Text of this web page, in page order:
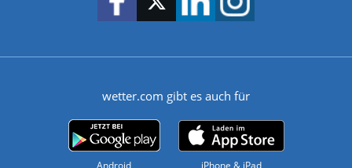
wetter.com gibt es auch für